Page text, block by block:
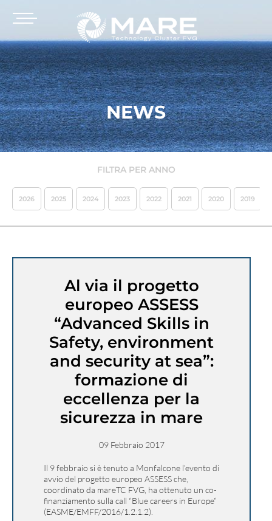
NEWS
FILTRA PER ANNO
2026 2025 2024 2023 2022 2021 2020 2019
Al via il progetto
europeo ASSESS
“Advanced Skills in
Safety, environment
and security at sea”:
formazione di
eccellenza per la
sicurezza in mare
09 Febbraio 2017
Il 9 febbraio si è tenuto a Monfalcone l’evento di
avvio del progetto europeo ASSESS che,
coordinato da mareTC FVG, ha ottenuto un co-
finanziamento sulla call “Blue careers in Europe”
(EASME/EMFF/2016/1.2.1.2).